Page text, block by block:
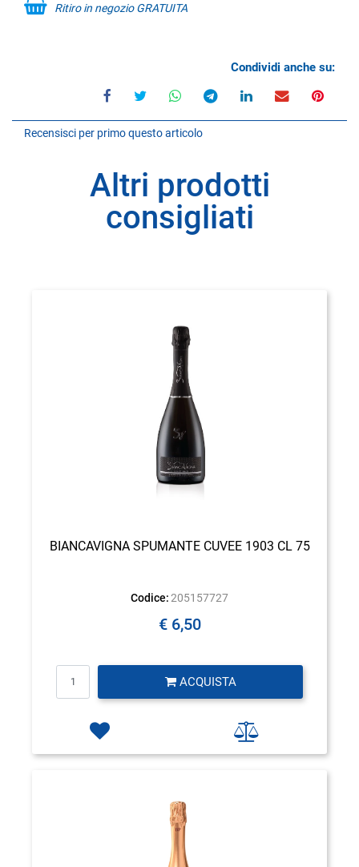
Ritiro in negozio GRATUITA
Condividi anche su:
Recensisci per primo questo articolo
Altri prodotti
consigliati
BIANCAVIGNA SPUMANTE CUVEE 1903 CL 75
Codice: 205157727
€ 6,50
ACQUISTA